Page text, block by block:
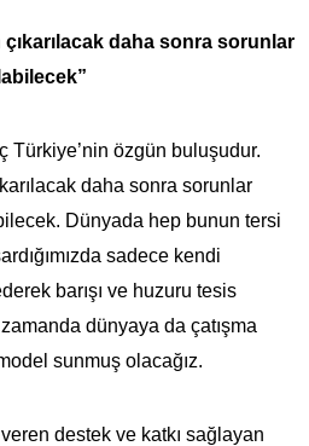
daha sonra sorunlar
Türkiye’nin özgün buluşudur.
daha sonra sorunlar
Dünyada hep bunun tersi
sadece kendi
barışı ve huzuru tesis
dünyaya da çatışma
sunmuş olacağız.
destek ve katkı sağlayan